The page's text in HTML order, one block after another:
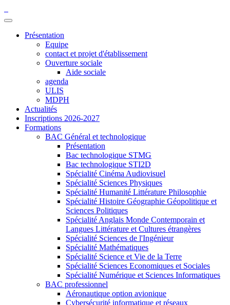
Présentation
Equipe
contact et projet d'établissement
Ouverture sociale
Aide sociale
agenda
ULIS
MDPH
Actualités
Inscriptions 2026-2027
Formations
BAC Général et technologique
Présentation
Bac technologique STMG
Bac technologique STI2D
Spécialité Cinéma Audiovisuel
Spécialité Sciences Physiques
Spécialité Humanité Littérature Philosophie
Spécialité Histoire Géographie Géopolitique et
Sciences Politiques
Spécialité Anglais Monde Contemporain et
Langues Littérature et Cultures étrangères
Spécialité Sciences de l'Ingénieur
Spécialité Mathématiques
Spécialité Science et Vie de la Terre
Spécialité Sciences Economiques et Sociales
Spécialité Numérique et Sciences Informatiques
BAC professionnel
Aéronautique option avionique
Cybersécurité informatique et réseaux